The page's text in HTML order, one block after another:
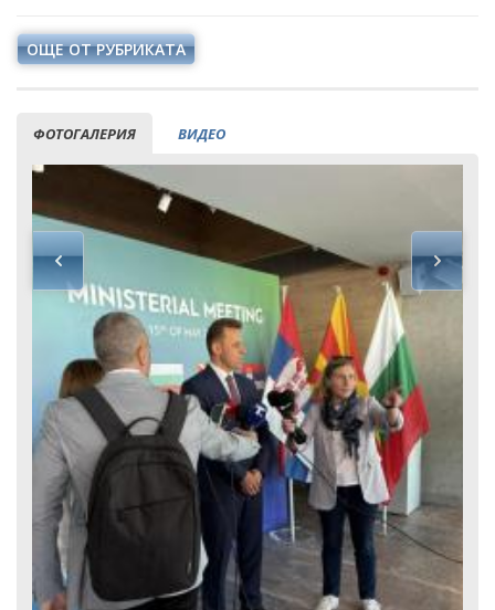
ОЩЕ ОТ РУБРИКАТА
ФОТОГАЛЕРИЯ ВИДЕО